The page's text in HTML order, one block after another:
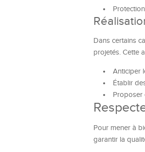
Dans certains
projetés. Cette
Anticiper
Établir
Proposer
Pour mener à
garantir la